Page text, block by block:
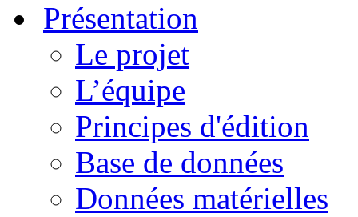
Présentation
Le projet
L’équipe
Principes d'édition
Base de données
Données matérielles